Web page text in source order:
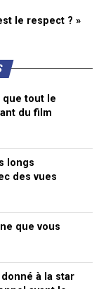
le respect ? »
que tout le
du film
longs
des vues
que vous
à la star